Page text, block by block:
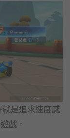
是追求速度感
戲。